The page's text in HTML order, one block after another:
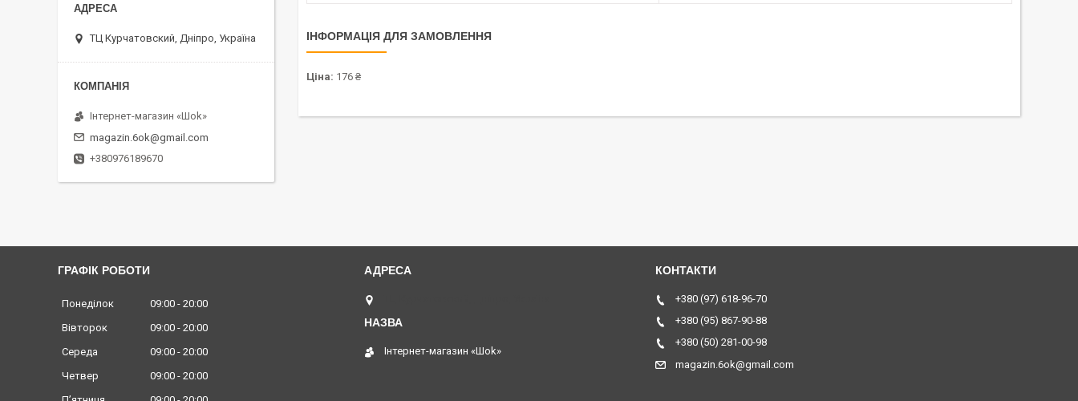
ІНФОРМАЦІЯ ДЛЯ ЗАМОВЛЕННЯ
Ціна: 176 ₴
ТЦ Курчатовский, Дніпро, Україна
Інтернет-магазин «Шоk»
magazin.6ok@gmail.com
+380976189670
ГРАФІК РОБОТИ
Понеділок 09:00
20:00
Вівторок
09:00
20:00
Середа
09:00
20:00
Четвер
09:00
20:00
Інтернет-магазин «Шоk»
+380 (97) 618-96-70
+380 (95) 867-90-88
+380 (50) 281-00-98
magazin.6ok@gmail.com